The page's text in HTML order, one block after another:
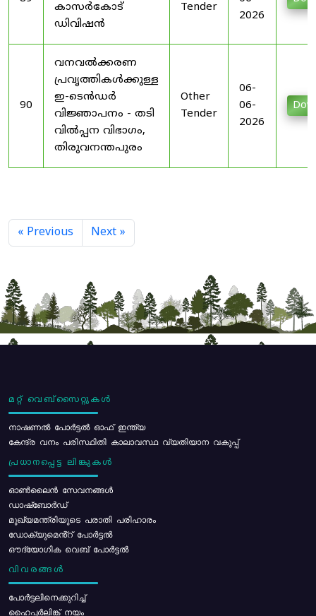
കാസർകോട്
ഡിവിഷൻ
Tender
2026
90
വനവൽക്കരണ
പ്രവൃത്തികൾക്കുള്ള
ഇ-ടെൻഡർ
വിജ്ഞാപനം - തടി
വിൽപ്പന വിഭാഗം,
തിരുവനന്തപുരം
Other
Tender
06-
06-
2026
« Previous Next »
മറ്റ് വെബ്സൈറ്റുകൾ
നാഷണൽ പോർട്ടൽ ഓഫ് ഇന്ത്യ
കേന്ദ്ര വനം പരിസ്ഥിതി കാലാവസ്ഥ വ്യതിയാന വകുപ്പ്
പ്രധാനപ്പെട്ട ലിങ്കുകൾ
ഓൺലൈൻ സേവനങ്ങൾ
ഡാഷ്ബോർഡ്
മുഖ്യമന്ത്രിയുടെ പരാതി പരിഹാരം
ഡോക്യുമെൻ്റ് പോർട്ടൽ
ഔദ്യോഗിക വെബ് പോർട്ടൽ
വിവരങ്ങൾ
പോര്‍ട്ടലിനെക്കുറിച്ച്
ഹൈപ്പർലിങ്ക് നയം